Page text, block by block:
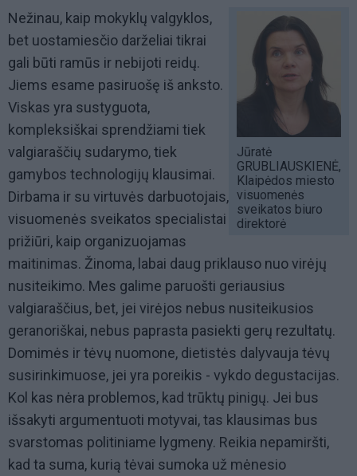
Jūratė
GRUBLIAUSKIENĖ,
Klaipėdos miesto
visuomenės
sveikatos biuro
direktorė
Nežinau, kaip mokyklų valgyklos,
bet uostamiesčio darželiai tikrai
gali būti ramūs ir nebijoti reidų.
Jiems esame pasiruošę iš anksto.
Viskas yra sustyguota,
kompleksiškai sprendžiami tiek
valgiaraščių sudarymo, tiek
gamybos technologijų klausimai.
Dirbama ir su virtuvės darbuotojais,
visuomenės sveikatos specialistai
prižiūri, kaip organizuojamas
maitinimas. Žinoma, labai daug priklauso nuo virėjų
nusiteikimo. Mes galime paruošti geriausius
valgiaraščius, bet, jei virėjos nebus nusiteikusios
geranoriškai, nebus paprasta pasiekti gerų rezultatų.
Domimės ir tėvų nuomone, dietistės dalyvauja tėvų
susirinkimuose, jei yra poreikis - vykdo degustacijas.
Kol kas nėra problemos, kad trūktų pinigų. Jei bus
išsakyti argumentuoti motyvai, tas klausimas bus
svarstomas politiniame lygmeny. Reikia nepamiršti,
kad ta suma, kurią tėvai sumoka už mėnesio